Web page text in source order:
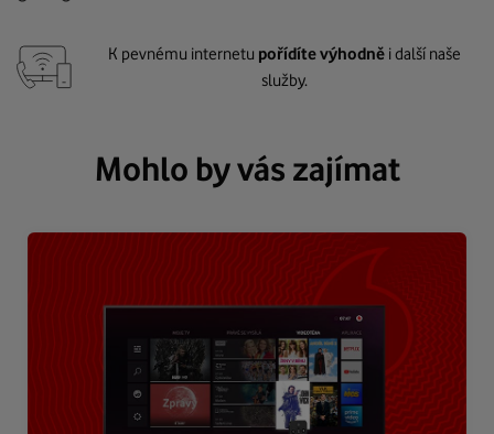
K pevnému internetu pořídíte výhodně i další naše
služby.
Mohlo by vás zajímat